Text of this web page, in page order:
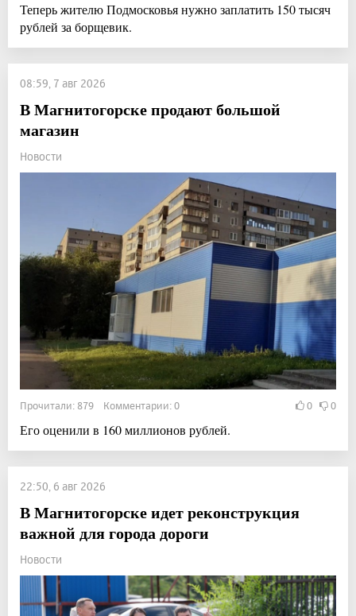
Теперь жителю Подмосковья нужно заплатить 150 тысяч
рублей за борщевик.
08:59, 7 авг 2026
В Магнитогорске продают большой
магазин
Новости
Прочитали: 879 Комментарии: 0 0 0
Его оценили в 160 миллионов рублей.
22:50, 6 авг 2026
В Магнитогорске идет реконструкция
важной для города дороги
Новости